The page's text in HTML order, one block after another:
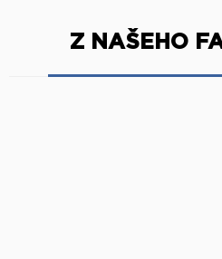
Z NAŠEHO